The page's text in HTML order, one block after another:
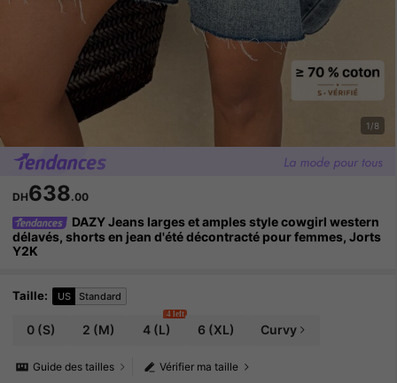
1/8
DH638.00
DAZY Jeans larges et amples style cowgirl western
délavés, shorts en jean d'été décontracté pour femmes, Jorts
Y2K
Taille: US Standard
0 (S) 2 (M) 4(L)
4 left
6 (XL) Curvy
Vérifier ma taille
Guide des tailles